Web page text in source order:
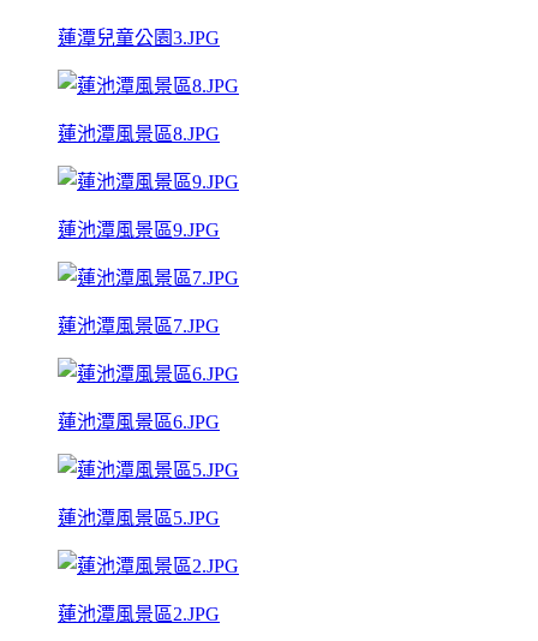
蓮潭兒童公園3.JPG
蓮池潭風景區8.JPG
蓮池潭風景區9.JPG
蓮池潭風景區7.JPG
蓮池潭風景區6.JPG
蓮池潭風景區5.JPG
蓮池潭風景區2.JPG